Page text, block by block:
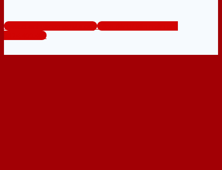
www.cuanhuacomposite.org
Tổng đài tư vấn miễn phí:
0824.400.400